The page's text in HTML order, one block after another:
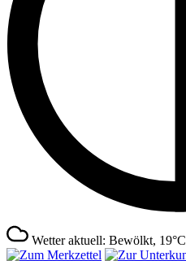
Wetter aktuell: Bewölkt, 19°C